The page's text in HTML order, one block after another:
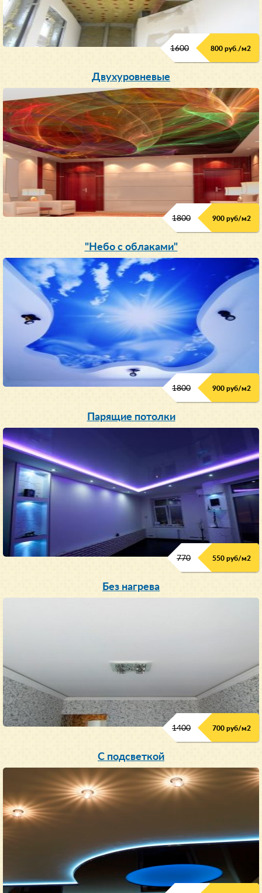
1600 800 руб./м2
Двухуровневые
1800 900 руб/м2
"Небо с облаками"
1800 900 руб/м2
Парящие потолки
770 550 руб/м2
Без нагрева
1400 700 руб/м2
С подсветкой